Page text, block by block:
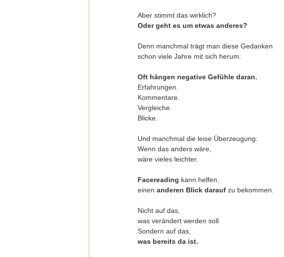
Aber stimmt das wirklich?
Oder geht es um etwas anderes?
Denn manchmal trägt man diese Gedanken
schon viele Jahre mit sich herum.
Oft hängen negative Gefühle daran.
Erfahrungen.
Kommentare.
Vergleiche.
Blicke.
Und manchmal die leise Überzeugung:
Wenn das anders wäre,
wäre vieles leichter.
Facereading kann helfen,
einen anderen Blick darauf zu bekommen.
Nicht auf das,
was verändert werden soll.
Sondern auf das,
was bereits da ist.